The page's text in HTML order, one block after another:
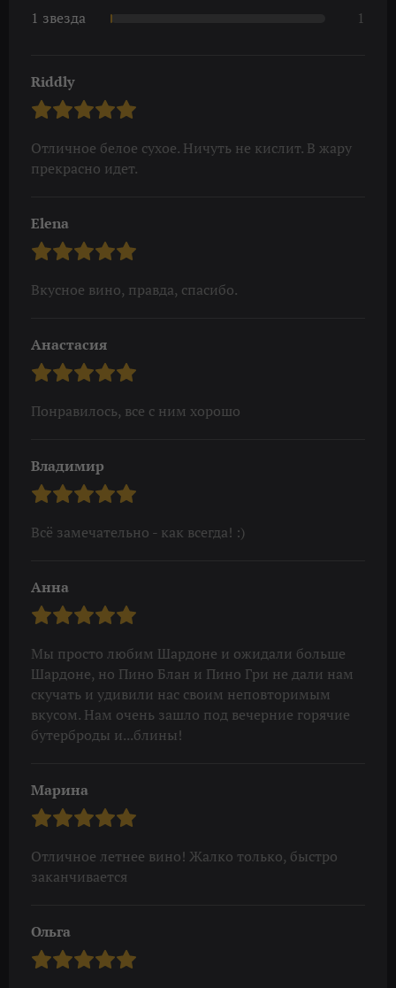
1 звезда
1
Riddly
Отличное белое сухое. Ничуть не кислит. В жару
прекрасно идет.
Elena
Вкусное вино, правда, спасибо.
Анастасия
Понравилось, все с ним хорошо
Владимир
Всё замечательно - как всегда! :)
Анна
Мы просто любим Шардоне и ожидали больше
Шардоне, но Пино Блан и Пино Гри не дали нам
скучать и удивили нас своим неповторимым
вкусом. Нам очень зашло под вечерние горячие
бутерброды и...блины!
Марина
Отличное летнее вино! Жалко только, быстро
заканчивается
Ольга